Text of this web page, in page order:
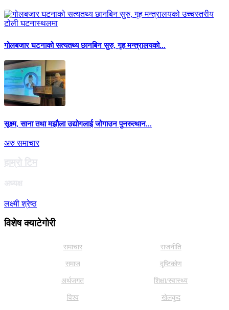
गोलबजार घटनाको सत्यतथ्य छानबिन सुरु, गृह मन्त्रालयको...
सूक्ष्म, साना तथा मझौला उद्योगलाई जोगाउन पुनरुत्थान...
अरु समाचार
हाम्राे टिम
अध्यक्ष
लक्ष्मी श्रेष्ठ
विशेष क्याटेगाेरी
समाचार राजनीति
समाज दृष्टिकोण
अर्थजगत शिक्षा/स्वास्थ्य
विश्व खेलकुद